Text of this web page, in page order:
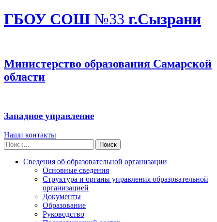
ГБОУ СОШ №33 г.Сызрани
Министерство образования Самарской
области
Западное управление
Наши контакты
Найти:
Сведения об образовательной организации
Основные сведения
Структура и органы управления образовательной
организацией
Документы
Образование
Руководство